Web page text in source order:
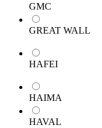
GMC
GREAT WALL
HAFEI
HAIMA
HAVAL